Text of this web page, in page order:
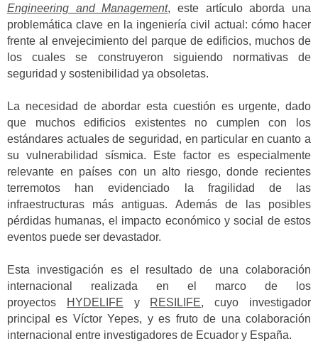
Engineering and Management, este artículo aborda una
problemática clave en la ingeniería civil actual: cómo hacer
frente al envejecimiento del parque de edificios, muchos de
los cuales se construyeron siguiendo normativas de
seguridad y sostenibilidad ya obsoletas.
La necesidad de abordar esta cuestión es urgente, dado
que muchos edificios existentes no cumplen con los
estándares actuales de seguridad, en particular en cuanto a
su vulnerabilidad sísmica. Este factor es especialmente
relevante en países con un alto riesgo, donde recientes
terremotos han evidenciado la fragilidad de las
infraestructuras más antiguas. Además de las posibles
pérdidas humanas, el impacto económico y social de estos
eventos puede ser devastador.
Esta investigación es el resultado de una colaboración
internacional realizada en el marco de los
proyectos
HYDELIFE y RESILIFE, cuyo investigador
principal es Víctor Yepes, y es fruto de una colaboración
internacional entre investigadores de Ecuador y España.